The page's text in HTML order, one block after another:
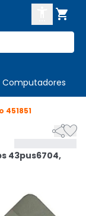

Computadores
451851

43pus6704,